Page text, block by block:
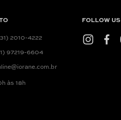
2010-4222
97219-6604
às 18h
FOLLOW US